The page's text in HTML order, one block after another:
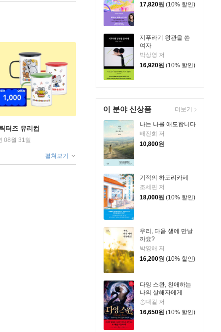
17,820원 (10% 할인)
지푸라기 왕관을 쓴
여자
박상영 저
16,920원 (10% 할인)
이 분야 신상품
나는 나를 애도합니다
배진희 저
10,800원
기적의 하도리카페
조세핀 저
18,000원 (10% 할인)
우리, 다음 생에 만날
까요?
박영해 저
16,200원 (10% 할인)
다잉 스완, 친애하는
나의 살해자에게
송대길 저
16,650원 (10% 할인)
더보기
터즈 유리컵
08월 31일
펼쳐보기